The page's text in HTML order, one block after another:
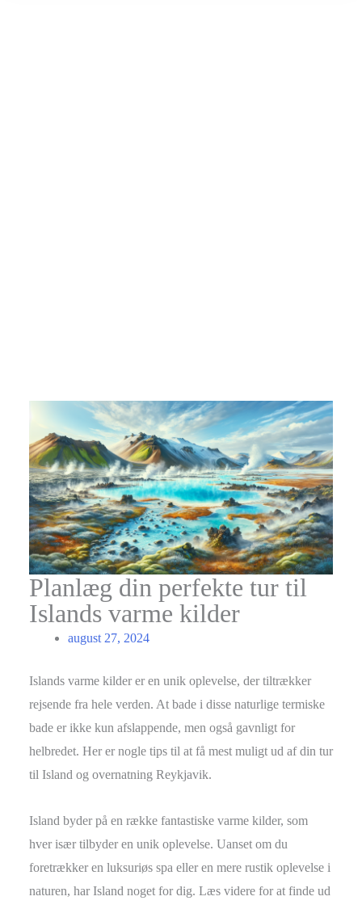
Planlæg din perfekte tur til
Islands varme kilder
august 27, 2024
Islands varme kilder er en unik oplevelse, der tiltrækker
rejsende fra hele verden. At bade i disse naturlige termiske
bade er ikke kun afslappende, men også gavnligt for
helbredet. Her er nogle tips til at få mest muligt ud af din tur
til Island og overnatning Reykjavik.
Island byder på en række fantastiske varme kilder, som
hver især tilbyder en unik oplevelse. Uanset om du
foretrækker en luksuriøs spa eller en mere rustik oplevelse i
naturen, har Island noget for dig. Læs videre for at finde ud